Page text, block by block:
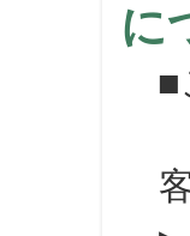
に
■